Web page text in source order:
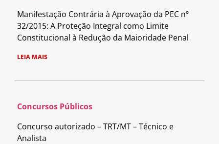
Manifestação Contrária à Aprovação da PEC nº
32/2015: A Proteção Integral como Limite
Constitucional à Redução da Maioridade Penal
LEIA MAIS
Concursos Públicos
Concurso autorizado – TRT/MT – Técnico e
Analista